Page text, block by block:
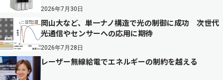
2026年7月30日
岡山大など、単一ナノ構造で光の制御に成功 次世代
光通信やセンサーへの応用に期待
2026年7月28日
レーザー無線給電でエネルギーの制約を越える